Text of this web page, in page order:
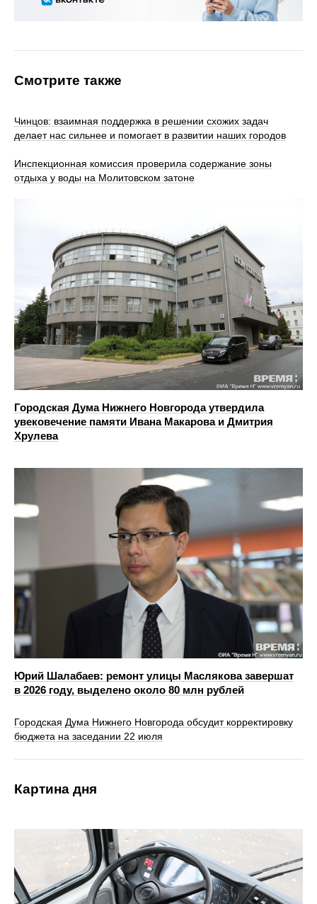
Смотрите также
Чинцов: взаимная поддержка в решении схожих задач
делает нас сильнее и помогает в развитии наших городов
Инспекционная комиссия проверила содержание зоны
отдыха у воды на Молитовском затоне
Городская Дума Нижнего Новгорода утвердила
увековечение памяти Ивана Макарова и Дмитрия
Хрулева
Юрий Шалабаев: ремонт улицы Маслякова завершат
в 2026 году, выделено около 80 млн рублей
Городская Дума Нижнего Новгорода обсудит корректировку
бюджета на заседании 22 июля
Картина дня